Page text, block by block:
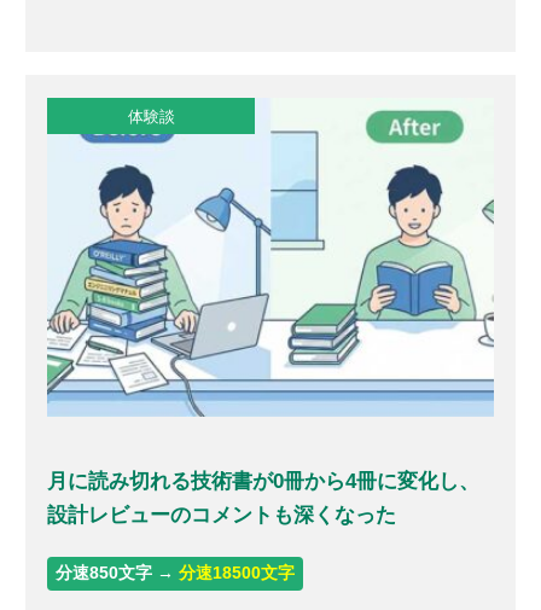
体験談
月に読み切れる技術書が0冊から4冊に変化し、
設計レビューのコメントも深くなった
分速850文字 →分速18500文字